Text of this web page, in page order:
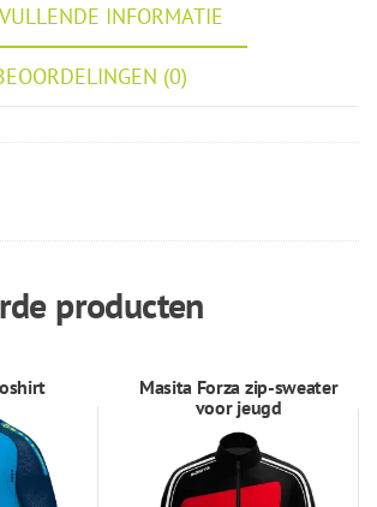
INFORMATIE
(0)
producten
Masita Forza zip-sweater
voor jeugd